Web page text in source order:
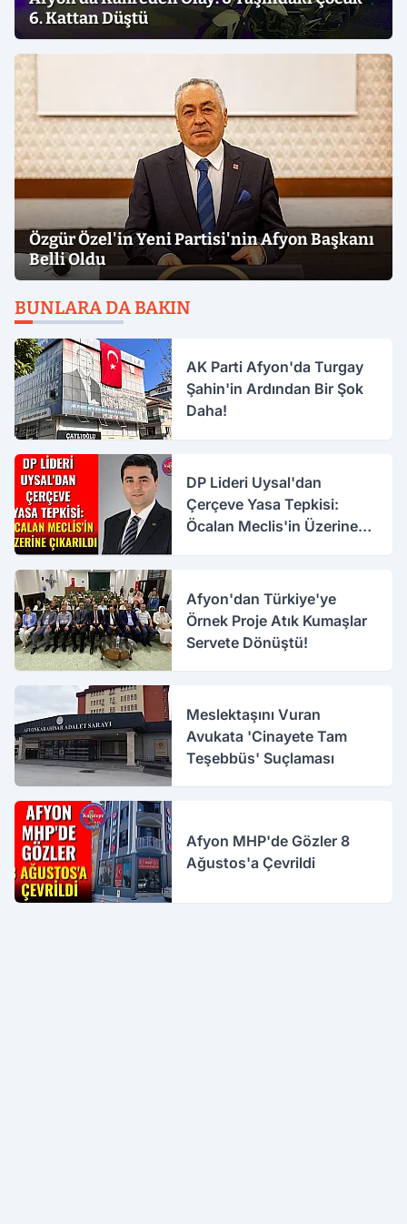
6. Kattan Düştü
Özgür Özel'in Yeni Partisi'nin Afyon Başkanı
Belli Oldu
BUNLARA DA BAKIN
AK Parti Afyon'da Turgay
Şahin'in Ardından Bir Şok
Daha!
DP Lideri Uysal'dan
Çerçeve Yasa Tepkisi:
Öcalan Meclis'in Üzerine
Afyon'dan Türkiye'ye
Örnek Proje Atık Kumaşlar
Servete Dönüştü!
Meslektaşını Vuran
Avukata 'Cinayete Tam
Teşebbüs' Suçlaması
Afyon MHP'de Gözler 8
Ağustos'a Çevrildi